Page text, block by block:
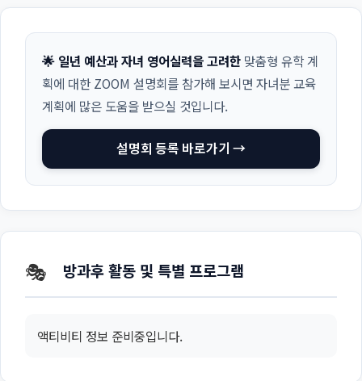
🌟 일년 예산과 자녀 영어실력을 고려한 맞춤형 유학 계
획에 대한 ZOOM 설명회를 참가해 보시면 자녀분 교육
계획에 많은 도움을 받으실 것입니다.
설명회 등록 바로가기 →
🎭 방과후 활동 및 특별 프로그램
액티비티 정보 준비중입니다.